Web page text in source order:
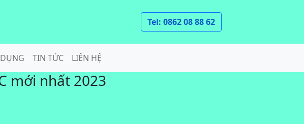
Tel: 0862 08 88 62
TIN TỨC LIÊN HỆ
mới nhất 2023